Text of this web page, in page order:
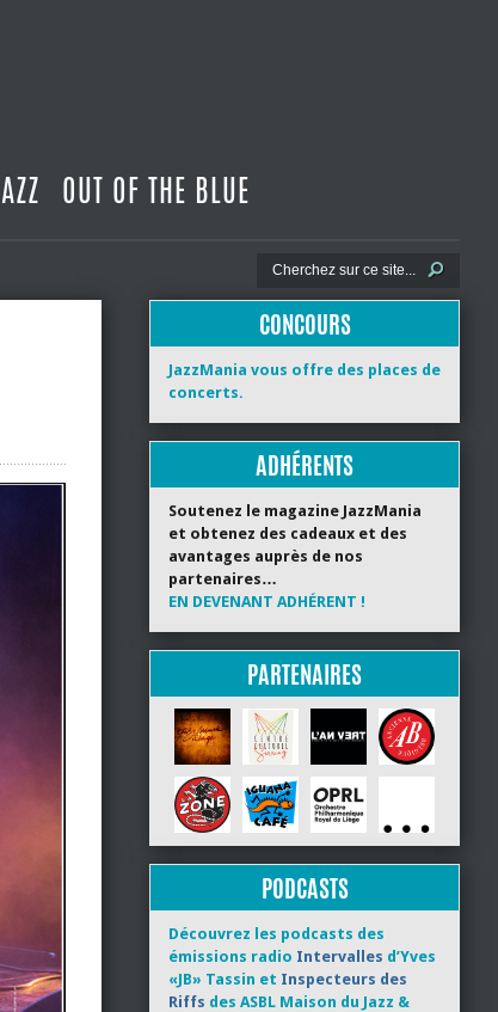
OUT OF THE BLUE
CONCOURS
JazzMania vous offre des places de
concerts.
ADHÉRENTS
Soutenez le magazine JazzMania
et obtenez des cadeaux et des
avantages auprès de nos
partenaires…
EN DEVENANT ADHÉRENT !
PARTENAIRES
PODCASTS
Découvrez les podcasts des
émissions radio Intervalles d’Yves
«JB» Tassin et Inspecteurs des
Riffs des ASBL Maison du Jazz &